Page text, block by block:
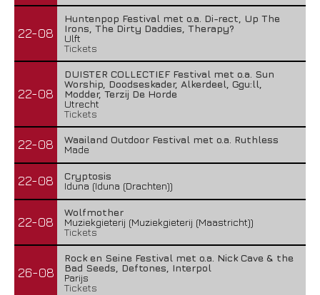
22-08
Huntenpop Festival met o.a. Di-rect, Up The
Irons, The Dirty Daddies, Therapy?
Ulft
Tickets
22-08
DUISTER COLLECTIEF Festival met o.a. Sun
Worship, Doodseskader, Alkerdeel, Ggu:ll,
Modder, Terzij De Horde
Utrecht
Tickets
22-08
Waailand Outdoor Festival met o.a. Ruthless
Made
22-08
Cryptosis
Iduna (Iduna (Drachten))
22-08
Wolfmother
Muziekgieterij (Muziekgieterij (Maastricht))
Tickets
26-08
Rock en Seine Festival met o.a. Nick Cave & the
Bad Seeds, Deftones, Interpol
Parijs
Tickets